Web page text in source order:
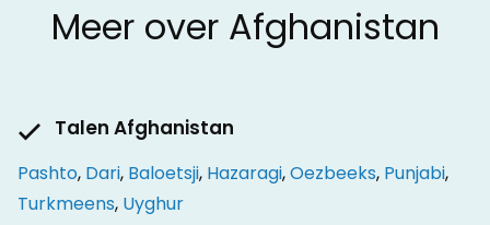
Meer over Afghanistan
Talen Afghanistan
Pashto, Dari, Baloetsji, Hazaragi,Oezbeeks, Punjabi,
Turkmeens, Uyghur